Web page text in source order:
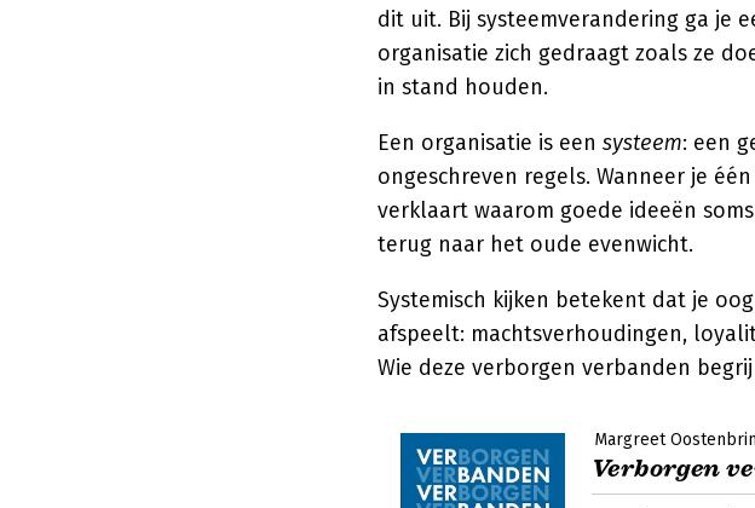
dit uit. Bij systeemverandering ga je
organisatie zich gedraagt zoals ze
in stand houden.
Een organisatie is een systeem: een
ongeschreven regels. Wanneer je
verklaart waarom goede ideeën
terug naar het oude evenwicht.
Systemisch kijken betekent dat je
afspeelt: machtsverhoudingen,
Wie deze verborgen verbanden
Margreet
Verborgen